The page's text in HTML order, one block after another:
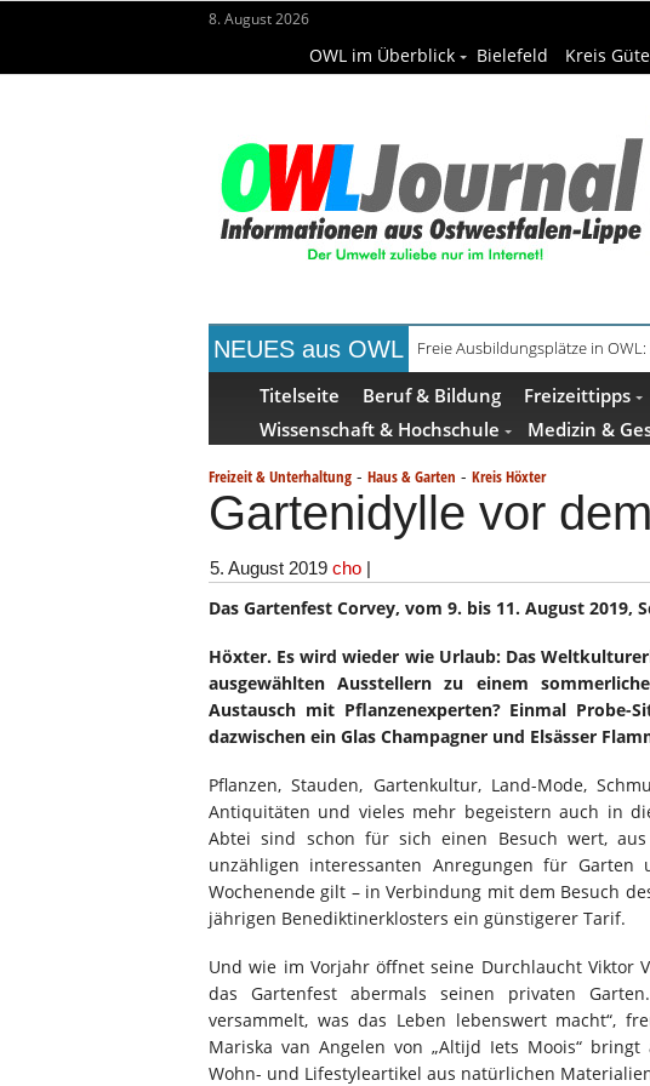
8. August 2026
OWL im Überblick Bielefeld Kreis
NEUES aus OWL Recyclingpapier in Küche und
Titelseite Beruf & Bildung Freizeittipps
Wissenschaft & Hochschule
Medizin &
Freizeit & Unterhaltung - Haus & Garten - Kreis Höxter
Gartenidylle vor
5. August 2019 cho |
Das Gartenfest Corvey, vom 9. bis 11. August 2019,
Höxter. Es wird wieder wie Urlaub: Das
ausgewählten Ausstellern zu einem
Austausch mit Pflanzenexperten? Einmal Probe-
dazwischen ein Glas Champagner und Elsässer
Pflanzen, Stauden, Gartenkultur, Land-Mode,
Antiquitäten und vieles mehr begeistern auch in
Abtei sind schon für sich einen Besuch wert,
unzähligen interessanten Anregungen für
Wochenende gilt – in Verbindung mit dem Besuch
jährigen Benediktinerklosters ein günstigerer Tarif.
Und wie im Vorjahr öffnet seine Durchlaucht Viktor
das Gartenfest abermals seinen privaten
versammelt, was das Leben lebenswert macht“,
Mariska van Angelen von „Altijd Iets Moois“
Wohn- und Lifestyleartikel aus natürlichen